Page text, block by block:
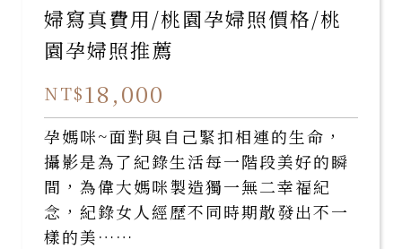
婦寫真費用/桃園孕婦照價格/桃
園孕婦照推薦
NT$18,000
孕媽咪~面對與自己緊扣相連的生命，
攝影是為了紀錄生活每一階段美好的瞬
間，為偉大媽咪製造獨一無二幸福紀
念，紀錄女人經歷不同時期散發出不一
樣的美……